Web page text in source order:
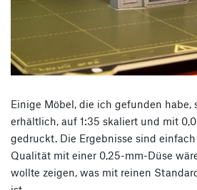
Einige Möbel, die ich gefunden habe,
erhältlich, auf 1:35 skaliert und mit
gedruckt. Die Ergebnisse sind
Qualität mit einer 0,25-mm-Düse
wollte zeigen, was mit reinen